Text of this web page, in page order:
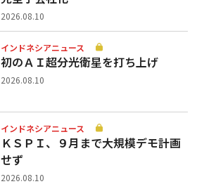
2026.08.10
インドネシアニュース
初のＡＩ超分光衛星を打ち上げ
2026.08.10
インドネシアニュース
ＫＳＰＩ、９月まで大規模デモ計画
せず
2026.08.10